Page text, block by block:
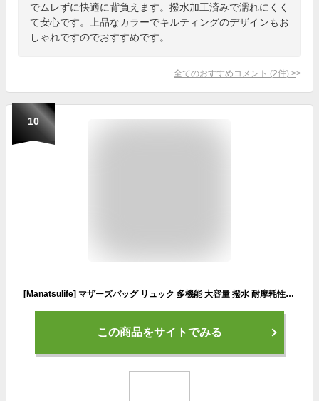
でムレずに快適に背負えます。撥水加工済みで濡れにくく
て安心です。上品なカラーでキルティングのデザインもお
しゃれですのでおすすめです。
全てのおすすめコメント (2件) >
10
[Manatsulife] マザーズバッグ リュック 多機能 大容量 撥水 耐摩耗性 バックパック 保温ポケット 出産祝い 子連れ 公園遊び 4way 旅行 通勤 盗難防止ポケット B181 (ベージュ)
この商品をサイトでみる